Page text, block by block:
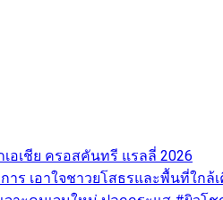
เชีย ครอสคันทรี แรลลี่ 2026
าร เอาใจชาวยโสธรและพื้นที่ใก